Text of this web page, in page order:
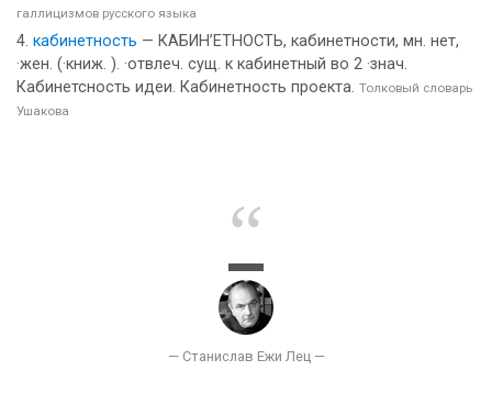
галлицизмов русского языка
кабинетность — КАБИН’ЕТНОСТЬ, кабинетности, мн. нет,
·жен. (·книж. ). ·отвлеч. сущ. к кабинетный во 2 ·знач.
Кабинетсность идеи. Кабинетность проекта. Толковый словарь
Ушакова